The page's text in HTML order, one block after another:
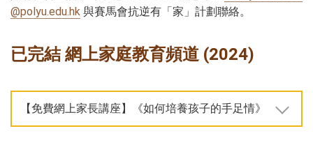
@polyu.edu.hk 與賽馬會抗逆有「家」計劃聯絡。
已完結 網上家庭教育頻道 (2024)
【免費網上家長講座】《如何培養孩子的手足情》